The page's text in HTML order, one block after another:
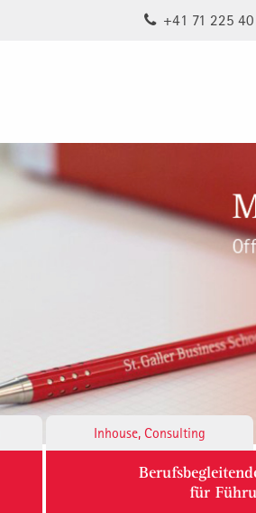
+41 71 225
Inhouse, Consulting
für